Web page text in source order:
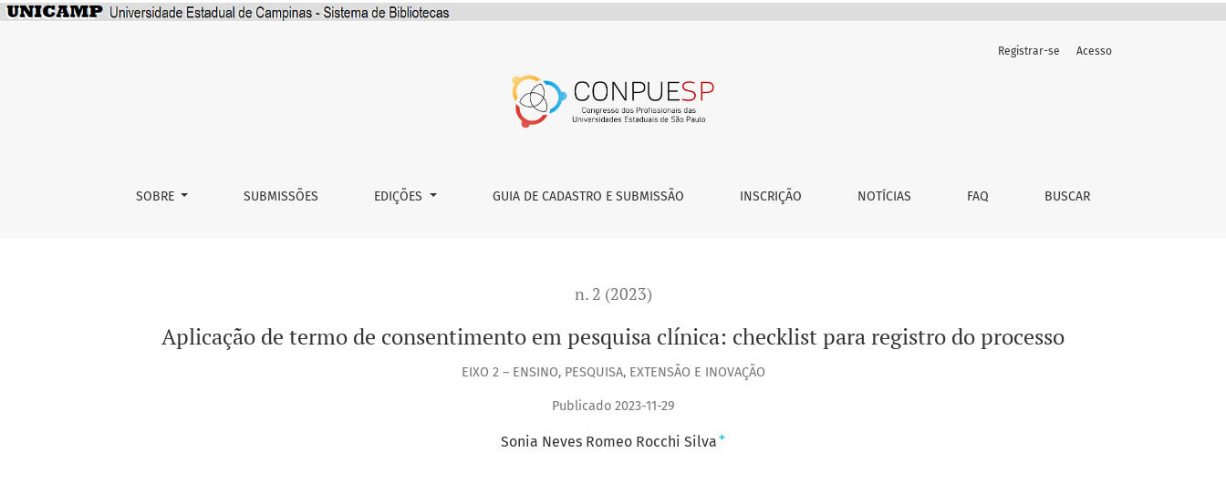
SOBRE SUBMISSÕES EDIÇÕES GUIA DE CADASTRO E SUBMISSÃO INSCRIÇÃO NOTÍCIAS FAQ BUSCAR
Registrar-se Acesso
n. 2 (2023)
Aplicação de termo de consentimento em pesquisa clínica: checklist para registro do processo
EIXO 2 – ENSINO, PESQUISA, EXTENSÃO E INOVAÇÃO
Publicado 2023-11-29
Sonia Neves Romeo Rocchi Silva +